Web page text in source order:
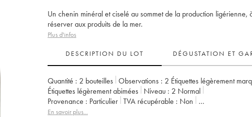
Un chenin minéral et ciselé au sommet de la production ligérienne,
réserver aux produits de la mer.
Plus d'infos
DESCRIPTION DU LOT DÉGUSTATION ET
Quantité : 2 bouteilles Observations : 2 Étiquettes légèrement
Étiquettes légèrement abimées
Niveau : 2 Normal
Provenance : particulier TVA récupérable :
non
Région :
Vallée de la Loire
En savoir plus...